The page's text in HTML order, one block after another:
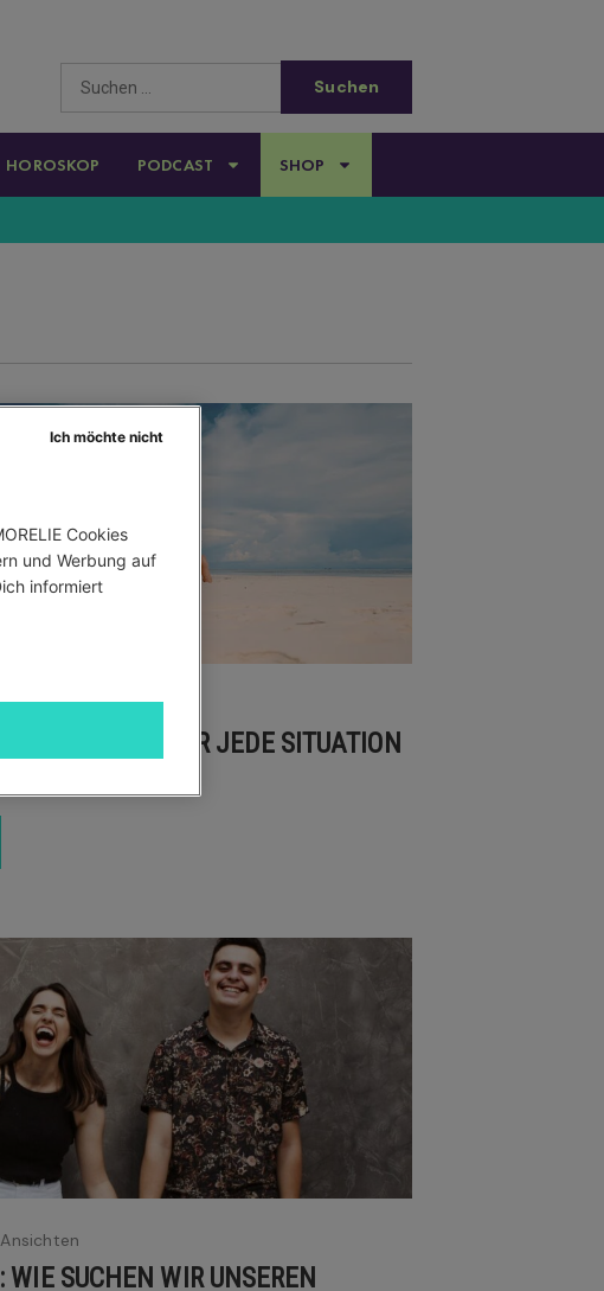
HOROSKOP PODCAST SHOP
TIPPS & TOYS FÜR JEDE SITUATION
WIE SUCHEN WIR UNSEREN
Cookies
und Werbung auf
informiert
Ich möchte nicht